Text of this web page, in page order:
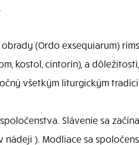
obrady (Ordo exsequiarum)
kostol, cintorín), a
všetkým liturgickým
Slávenie sa
nádeji ). Modliace sa